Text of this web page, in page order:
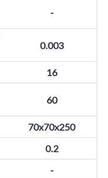
-
0.003
16
60
70x70x250
0.2
-